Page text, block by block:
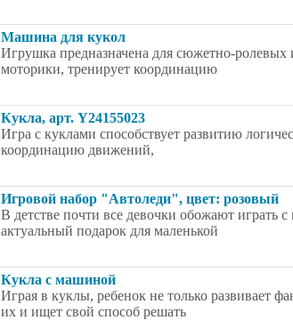
Машина для кукол
Игрушка предназначена для сюжетно-ролевых
моторики, тренирует координацию
Кукла, арт. Y24155023
Игра с куклами способствует развитию
координацию движений,
Игровой набор "Автоледи", цвет: розовый
В детстве почти все девочки обожают играть
актуальный подарок для маленькой
Кукла с машиной
Играя в куклы, ребенок не только развивает
их и ищет свой способ решать